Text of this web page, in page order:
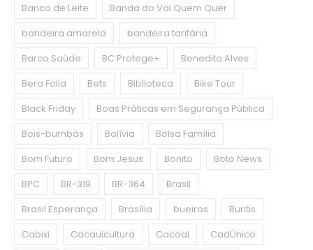
Banco de Leite
Banda do Vai Quem Quer
bandeira amarela
bandeira tarifária
Barco Saúde
BC Protege+
Benedito Alves
Bera Folia
Bets Biblioteca
Bike Tour
Black Friday
Boas Práticas em Segurança Pública
Bois-bumbás
Bolívia
Bolsa Família
Bom Futuro
Bom Jesus Bonito
Boto News
BPC
BR-319 BR-364
Brasil
Brasil Esperança
Brasília bueiros
Buritis
Cabixi
Cacauicultura Cacoal
CadÚnico